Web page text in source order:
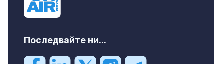
Последвайте ни...